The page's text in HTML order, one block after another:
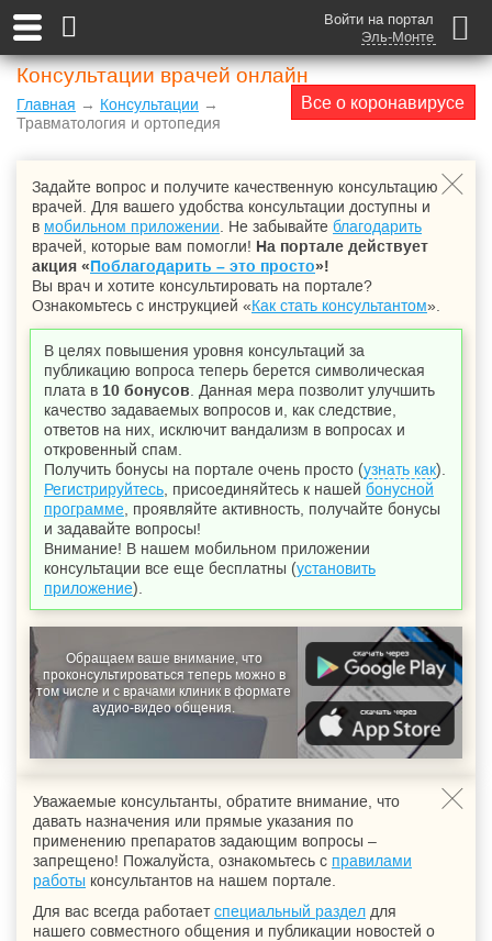
Войти на портал
Эль-Монте
Консультации врачей онлайн
Все о коронавирусе
Главная → Консультации →
Травматология и ортопедия
Задайте вопрос и получите качественную консультацию
врачей. Для вашего удобства консультации доступны и
в мобильном приложении . Не забывайте благодарить
врачей, которые вам помогли! На портале действует
акция «Поблагодарить – это просто»!
Вы врач и хотите консультировать на портале?
Ознакомьтесь с инструкцией «Как стать консультантом».
В целях повышения уровня консультаций за
публикацию вопроса теперь берется символическая
плата в 10 бонусов . Данная мера позволит улучшить
качество задаваемых вопросов и, как следствие,
ответов на них, исключит вандализм в вопросах и
откровенный спам.
Получить бонусы на портале очень просто (узнать как).
Регистрируйтесь , присоединяйтесь к нашей бонусной
программе , проявляйте активность, получайте бонусы
и задавайте вопросы!
Внимание! В нашем мобильном приложении
консультации все еще бесплатны (установить
приложение).
Обращаем ваше внимание, что
проконсультироваться теперь можно в
том числе и с врачами клиник в формате
аудио-видео общения.
Уважаемые консультанты, обратите внимание, что
давать назначения или прямые указания по
применению препаратов задающим вопросы –
запрещено! Пожалуйста, ознакомьтесь с правилами
работы консультантов на нашем портале.
Для вас всегда работаетспециальный раздел для
нашего совместного общения и публикации новостей о